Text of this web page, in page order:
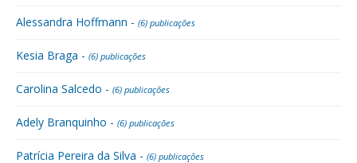
Alessandra Hoffmann - (6) publicações
Kesia Braga - (6) publicações
Carolina Salcedo - (6) publicações
Adely Branquinho - (6) publicações
Patrícia Pereira da Silva - (6) publicações